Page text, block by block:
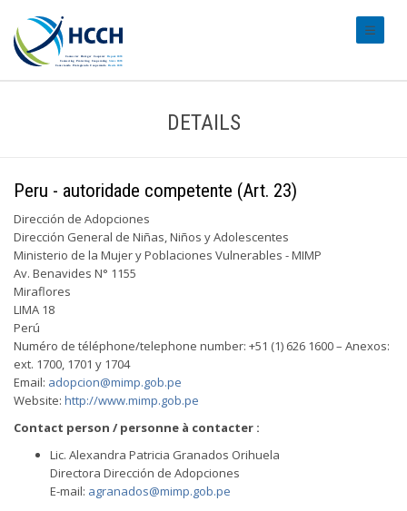
DETAILS
Peru - autoridade competente (Art. 23)
Dirección de Adopciones
Dirección General de Niñas, Niños y Adolescentes
Ministerio de la Mujer y Poblaciones Vulnerables - MIMP
Av. Benavides N° 1155
Miraflores
LIMA 18
Perú
Numéro de téléphone/telephone number: +51 (1) 626 1600 – Anexos:
ext. 1700, 1701 y 1704
Email: adopcion@mimp.gob.pe
Website: http://www.mimp.gob.pe
Contact person / personne à contacter :
Lic. Alexandra Patricia Granados Orihuela
Directora Dirección de Adopciones
E-mail: agranados@mimp.gob.pe